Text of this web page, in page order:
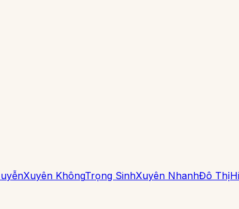
Xuyên KhôngTrọng SinhXuyên NhanhĐô Thị